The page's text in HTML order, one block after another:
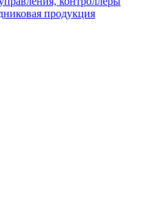
продукция